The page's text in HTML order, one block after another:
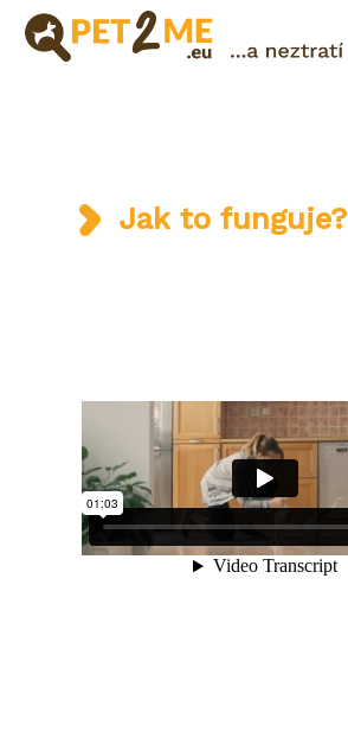
PřihlášeníJak to funguje?